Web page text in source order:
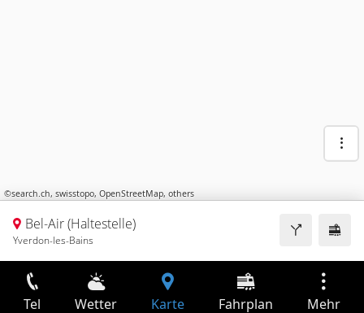
©search.ch, swisstopo, OpenStreetMap, others
Bel-Air (Haltestelle)
Yverdon-les-Bains
Tel Wetter Karte Fahrplan Mehr